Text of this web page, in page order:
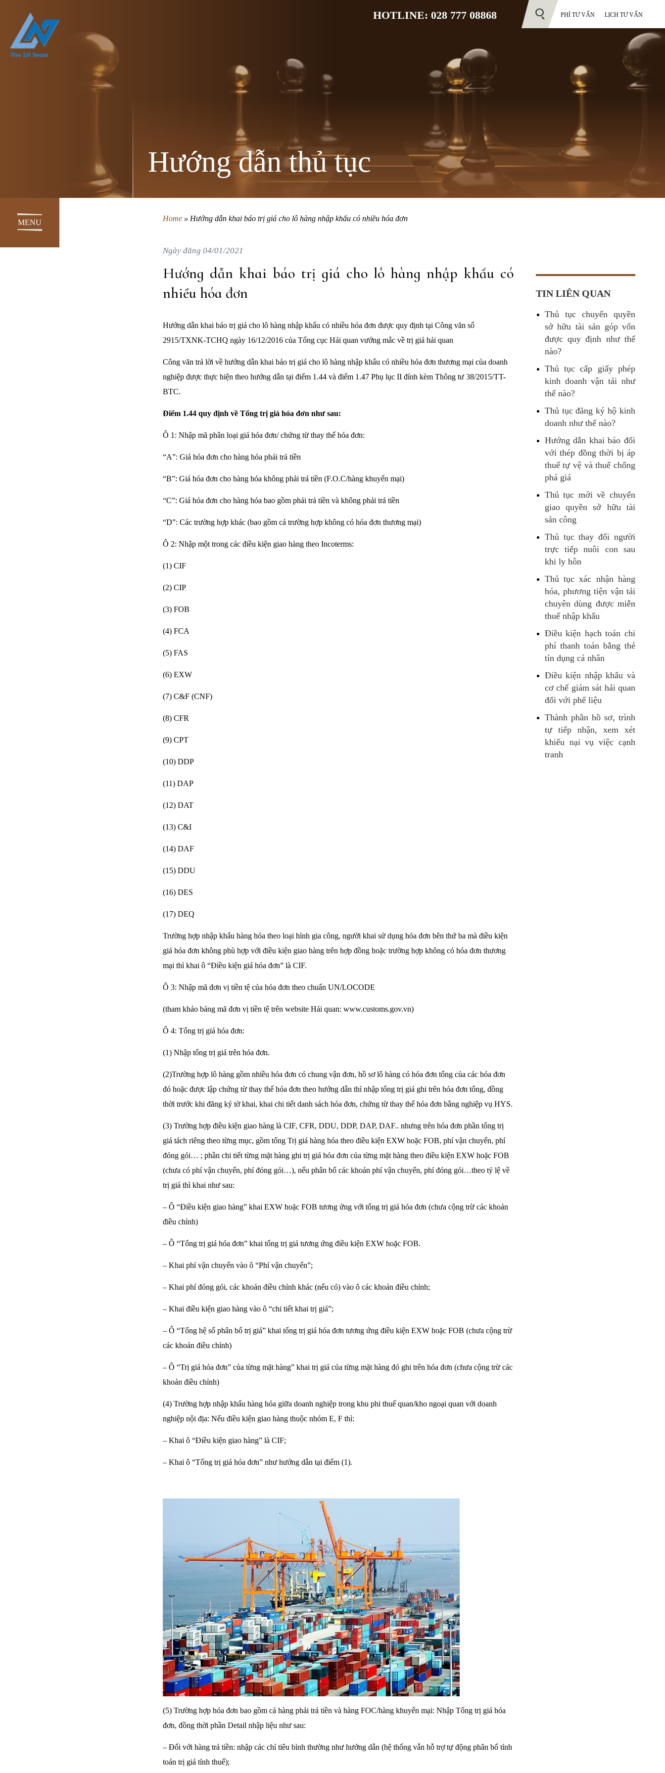
HOTLINE: 028 777 08868 PHÍ TƯ VẤN LỊCH TƯ VẤN
Hướng dẫn thủ tục
MENU Home» Hướng dẫn khai báo trị giá cho lô hàng nhập khẩu có nhiều hóa đơn
Ngày đăng 04/01/2021
Hướng dẫn khai báo trị giá cho lô hàng nhập khẩu có
nhiều hóa đơn
Hướng dẫn khai báo trị giá cho lô hàng nhập khẩu có nhiều hóa đơn được quy định tại Công văn số
2915/TXNK-TCHQ ngày 16/12/2016 của Tổng cục Hải quan vướng mắc về trị giá hải quan
Công văn trả lời về hướng dẫn khai báo trị giá cho lô hàng nhập khẩu có nhiều hóa đơn thương mại của doanh
nghiệp được thực hiện theo hướng dẫn tại điểm 1.44 và điểm 1.47 Phụ lục II đính kèm Thông tư 38/2015/TT-
BTC.
Điểm 1.44 quy định về Tổng trị giá hóa đơn như sau:
Ô 1: Nhập mã phân loại giá hóa đơn/ chứng từ thay thế hóa đơn:
“A”: Giá hóa đơn cho hàng hóa phải trả tiền
“B”: Giá hóa đơn cho hàng hóa không phải trả tiền (F.O.C/hàng khuyến mại)
“C”: Giá hóa đơn cho hàng hóa bao gồm phải trả tiền và không phải trả tiền
“D”: Các trường hợp khác (bao gồm cả trường hợp không có hóa đơn thương mại)
Ô 2: Nhập một trong các điều kiện giao hàng theo Incoterms:
(1) CIF
(2) CIP
(3) FOB
(4) FCA
(5) FAS
(6) EXW
(7) C&F (CNF)
(8) CFR
(9) CPT
(10) DDP
(11) DAP
(12) DAT
(13) C&I
(14) DAF
(15) DDU
(16) DES
(17) DEQ
Trường hợp nhập khẩu hàng hóa theo loại hình gia công, người khai sử dụng hóa đơn bên thứ ba mà điều kiện
giá hóa đơn không phù hợp với điều kiện giao hàng trên hợp đồng hoặc trường hợp không có hóa đơn thương
mại thì khai ô “Điều kiện giá hóa đơn” là CIF.
Ô 3: Nhập mã đơn vị tiền tệ của hóa đơn theo chuẩn UN/LOCODE
(tham khảo bảng mã đơn vị tiền tệ trên website Hải quan: www.customs.gov.vn)
Ô 4: Tổng trị giá hóa đơn:
(1) Nhập tổng trị giá trên hóa đơn.
(2)Trường hợp lô hàng gồm nhiều hóa đơn có chung vận đơn, hồ sơ lô hàng có hóa đơn tổng của các hóa đơn
đó hoặc được lập chứng từ thay thế hóa đơn theo hướng dẫn thì nhập tổng trị giá ghi trên hóa đơn tổng, đồng
thời trước khi đăng ký tờ khai, khai chi tiết danh sách hóa đơn, chứng từ thay thế hóa đơn bằng nghiệp vụ HYS.
(3) Trường hợp điều kiện giao hàng là CIF, CFR, DDU, DDP, DAP, DAF.. nhưng trên hóa đơn phần tổng trị
giá tách riêng theo từng mục, gồm tổng Trị giá hàng hóa theo điều kiện EXW hoặc FOB, phí vận chuyển, phí
đóng gói… ; phần chi tiết từng mặt hàng ghi trị giá hóa đơn của từng mặt hàng theo điều kiện EXW hoặc FOB
(chưa có phí vận chuyển, phí đóng gói…), nếu phân bổ các khoản phí vận chuyển, phí đóng gói…theo tỷ lệ về
trị giá thì khai như sau:
– Ô “Điều kiện giao hàng” khai EXW hoặc FOB tương ứng với tổng trị giá hóa đơn (chưa cộng trừ các khoản
điều chỉnh)
– Ô “Tổng trị giá hóa đơn” khai tổng trị giá tương ứng điều kiện EXW hoặc FOB.
– Khai phí vận chuyển vào ô “Phí vận chuyển”;
– Khai phí đóng gói, các khoản điều chỉnh khác (nếu có) vào ô các khoản điều chỉnh;
– Khai điều kiện giao hàng vào ô “chi tiết khai trị giá”;
– Ô “Tổng hệ số phân bổ trị giá” khai tổng trị giá hóa đơn tương ứng điều kiện EXW hoặc FOB (chưa cộng trừ
các khoản điều chỉnh)
– Ô “Trị giá hóa đơn” của từng mặt hàng” khai trị giá của từng mặt hàng đó ghi trên hóa đơn (chưa cộng trừ các
khoản điều chỉnh)
(4) Trường hợp nhập khẩu hàng hóa giữa doanh nghiệp trong khu phi thuế quan/kho ngoại quan với doanh
nghiệp nội địa: Nếu điều kiện giao hàng thuộc nhóm E, F thì:
– Khai ô “Điều kiện giao hàng” là CIF;
– Khai ô “Tổng trị giá hóa đơn” như hướng dẫn tại điểm (1).
(5) Trường hợp hóa đơn bao gồm cả hàng phải trả tiền và hàng FOC/hàng khuyến mại: Nhập Tổng trị giá hóa
đơn, đồng thời phần Detail nhập liệu như sau:
– Đối với hàng trả tiền: nhập các chỉ tiêu bình thường như hướng dẫn (hệ thống vẫn hỗ trợ tự động phân bổ tính
toán trị giá tính thuế);
TIN LIÊN QUAN
Thủ tục chuyển quyền
sở hữu tài sản góp vốn
được quy định như thế
nào?
Thủ tục cấp giấy phép
kinh doanh vận tải như
thế nào?
Thủ tục đăng ký hộ kinh
doanh như thế nào?
Hướng dẫn khai báo đối
với thép đồng thời bị áp
thuế tự vệ và thuế chống
phá giá
Thủ tục mới về chuyển
giao quyền sở hữu tài
sản công
Thủ tục thay đổi người
trực tiếp nuôi con sau
khi ly hôn
Thủ tục xác nhận hàng
hóa, phương tiện vận tải
chuyên dùng được miễn
thuế nhập khẩu
Điều kiện hạch toán chi
phí thanh toán bằng thẻ
tín dụng cá nhân
Điều kiện nhập khẩu và
cơ chế giám sát hải quan
đối với phế liệu
Thành phần hồ sơ, trình
tự tiếp nhận, xem xét
khiếu nại vụ việc cạnh
tranh